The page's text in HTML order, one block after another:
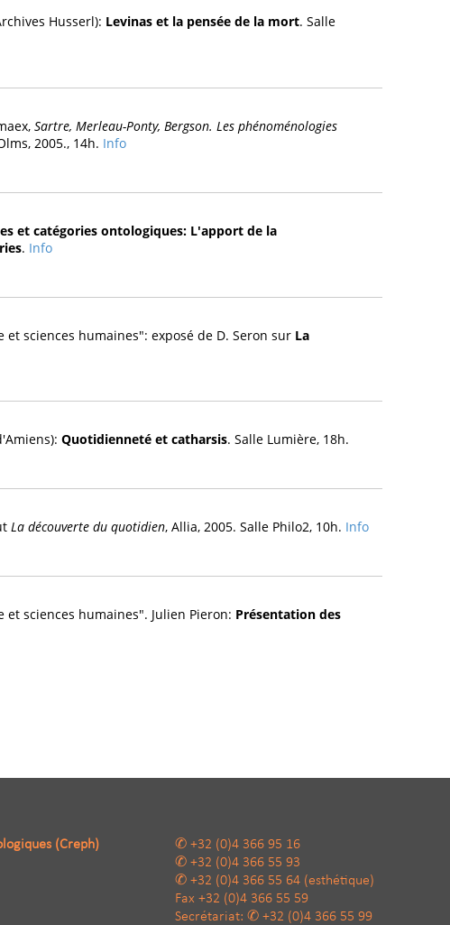
Husserl): Levinas et la pensée de la mort. Salle
Sartre, Merleau-Ponty, Bergson. Les phénoménologies
2005., 14h. Info
et catégories ontologiques: L'apport de la
. Info
sciences humaines": exposé de D. Seron sur La
Quotidienneté et catharsis. Salle Lumière, 18h.
La découverte du quotidien, Allia, 2005. Salle Philo2, 10h. Info
sciences humaines". Julien Pieron: Présentation des
(Creph)
+32 (0)4 366 95 16
+32 (0)4 366 55 93
+32 (0)4 366 55 64 (esthétique)
Fax +32 (0)4 366 55 59
Secrétariat:
+32 (0)4 366 55 99